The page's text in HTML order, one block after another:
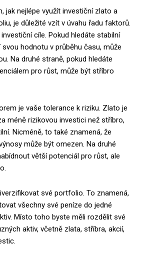
jak nejlépe využít investiční zlato a
je důležité vzít v úvahu řadu faktorů.
cíle. Pokud hledáte stabilní
hodnotu v průběhu času, může
Na druhé straně, pokud hledáte
pro růst, může být stříbro
je vaše tolerance k riziku. Zlato je
méně rizikovou investici než stříbro,
Nicméně, to také znamená, že
může být omezen. Na druhé
větší potenciál pro růst, ale
své portfolio. To znamená,
všechny své peníze do jedné
Místo toho byste měli rozdělit své
aktiv, včetně zlata, stříbra, akcií,